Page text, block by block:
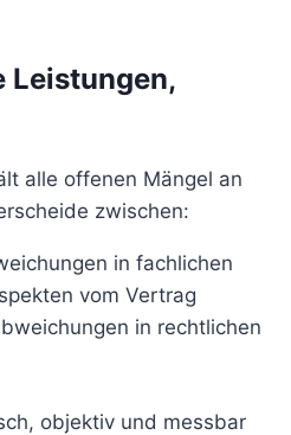
Leistungen,
alle offenen Mängel an
zwischen:
in fachlichen
vom Vertrag
in rechtlichen
objektiv und messbar